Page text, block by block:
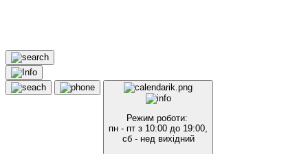
Режим роботи:
пн - пт з 10:00 до 19:00,
сб - нед вихідний